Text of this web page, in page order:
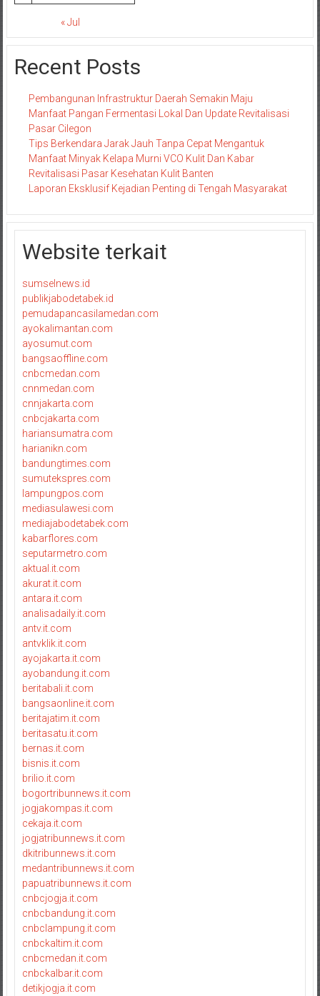
« Jul
Recent Posts
Pembangunan Infrastruktur Daerah Semakin Maju
Manfaat Pangan Fermentasi Lokal Dan Update Revitalisasi
Pasar Cilegon
Tips Berkendara Jarak Jauh Tanpa Cepat Mengantuk
Manfaat Minyak Kelapa Murni VCO Kulit Dan Kabar
Revitalisasi Pasar Kesehatan Kulit Banten
Laporan Eksklusif Kejadian Penting di Tengah Masyarakat
Website terkait
sumselnews.id
publikjabodetabek.id
pemudapancasilamedan.com
ayokalimantan.com
ayosumut.com
bangsaoffline.com
cnbcmedan.com
cnnmedan.com
cnnjakarta.com
cnbcjakarta.com
hariansumatra.com
harianikn.com
bandungtimes.com
sumutekspres.com
lampungpos.com
mediasulawesi.com
mediajabodetabek.com
kabarflores.com
seputarmetro.com
aktual.it.com
akurat.it.com
antara.it.com
analisadaily.it.com
antv.it.com
antvklik.it.com
ayojakarta.it.com
ayobandung.it.com
beritabali.it.com
bangsaonline.it.com
beritajatim.it.com
beritasatu.it.com
bernas.it.com
bisnis.it.com
brilio.it.com
bogortribunnews.it.com
jogjakompas.it.com
cekaja.it.com
jogjatribunnews.it.com
dkitribunnews.it.com
medantribunnews.it.com
papuatribunnews.it.com
cnbcjogja.it.com
cnbcbandung.it.com
cnbclampung.it.com
cnbckaltim.it.com
cnbcmedan.it.com
cnbckalbar.it.com
detikjogja.it.com